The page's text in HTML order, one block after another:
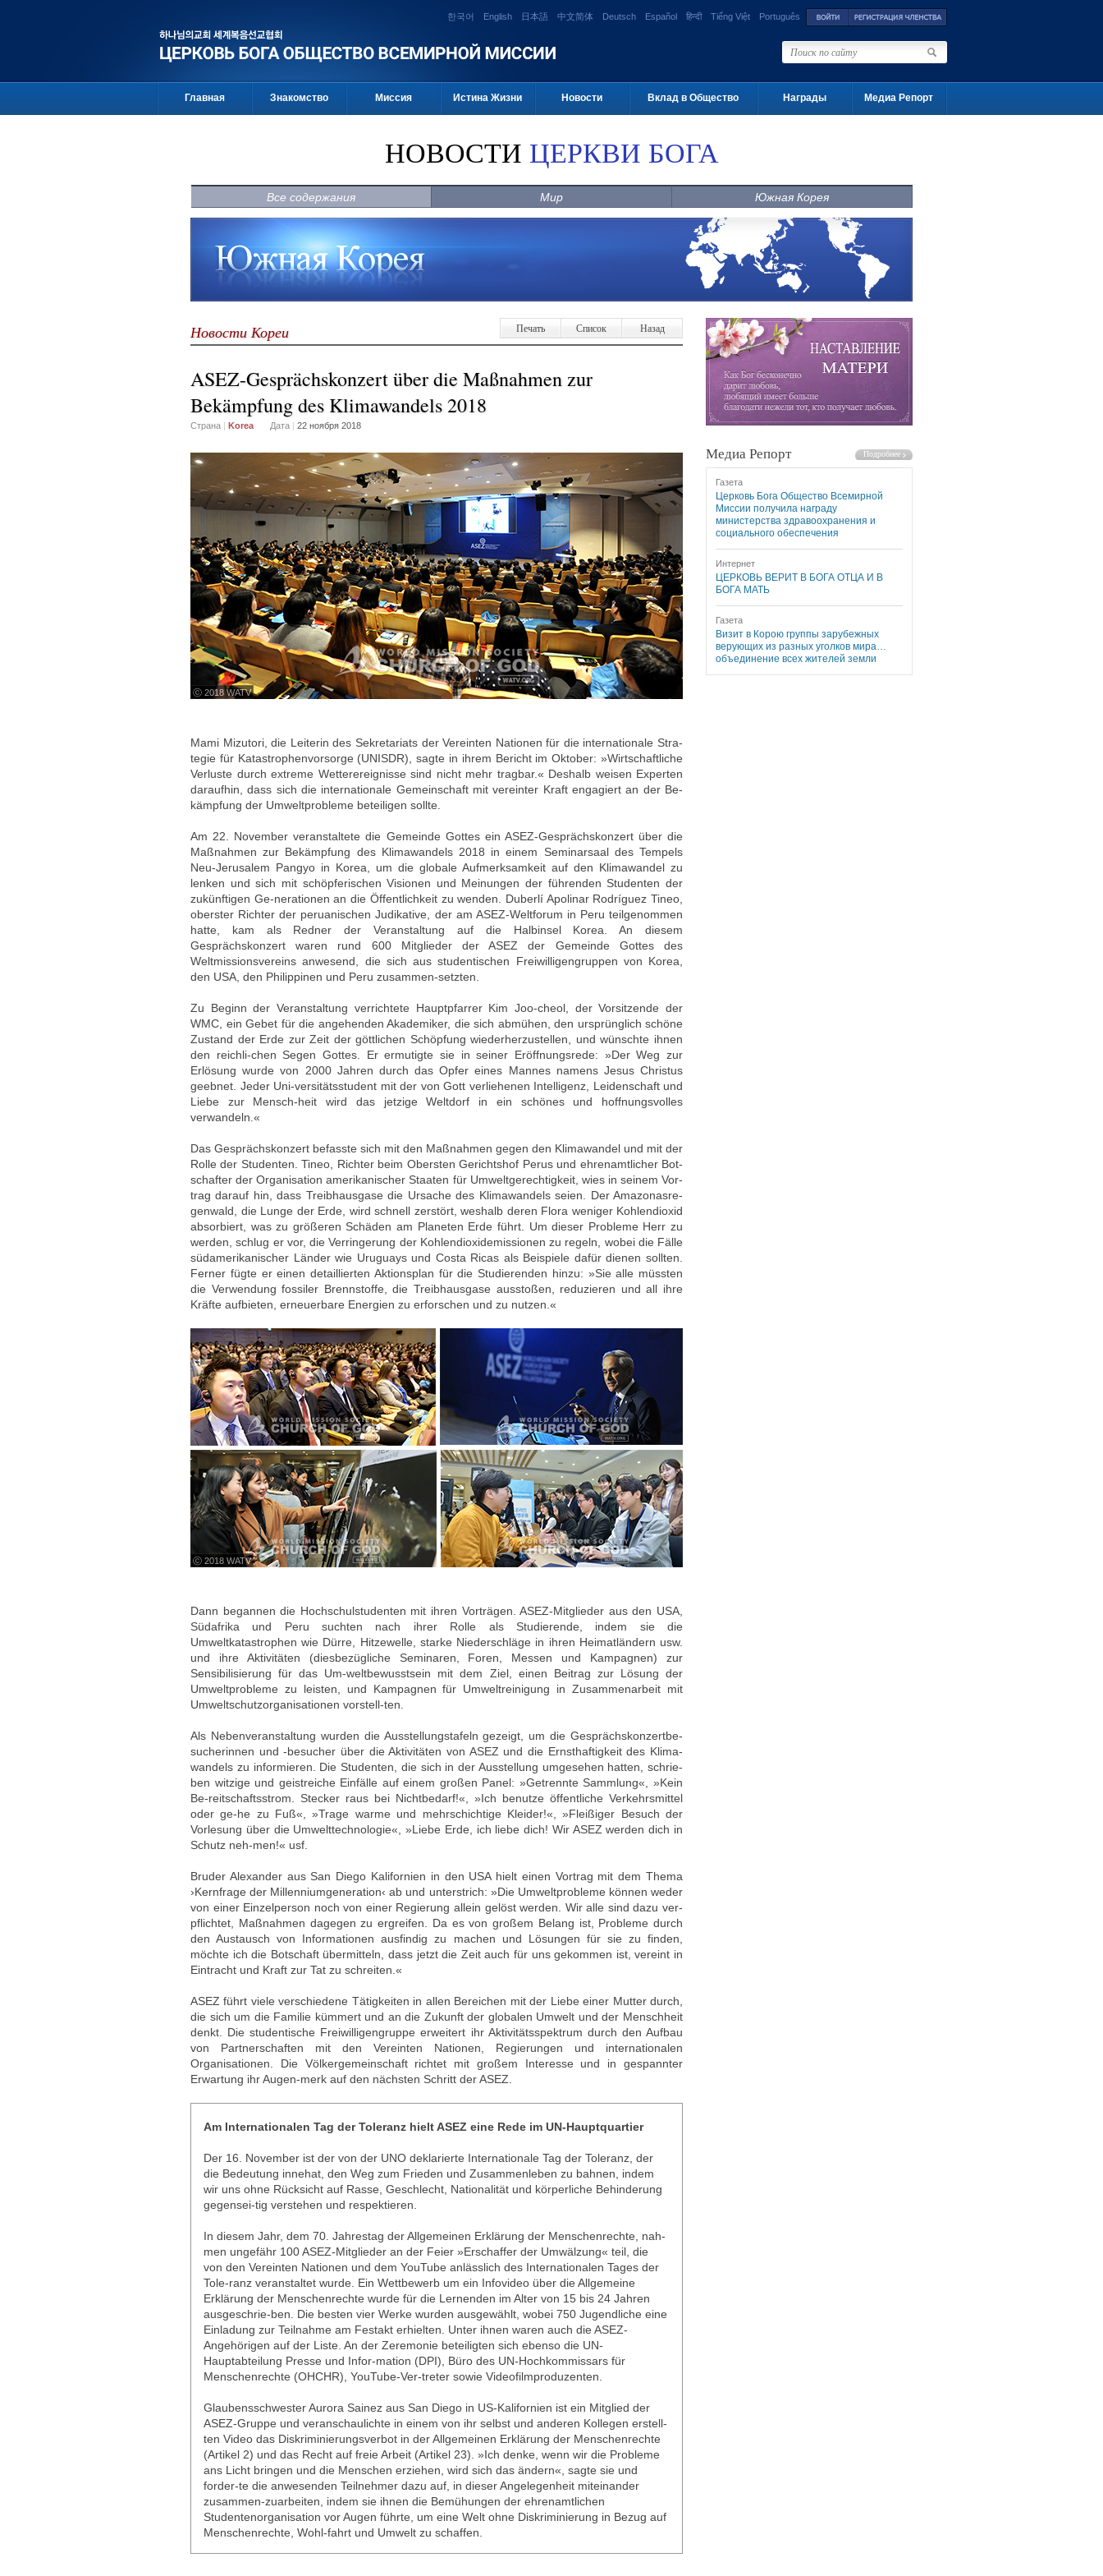
한국어 English 日本語 中文简体 Deutsch Español हिन्दी Tiếng Việt Português
Главная Знакомство Миссия Истина Жизни Новости Вклад в Общество Награды Медиа Репорт
НОВОСТИ ЦЕРКВИ БОГА
Все содержания Мир Южная Корея
Новости Кореи Печать Список Назад
ASEZ-Gesprächskonzert über die Maßnahmen zur
Bekämpfung des Klimawandels 2018
Страна | Korea Дата | 22 ноября 2018
ⓒ 2018 WATV
Mami Mizutori, die Leiterin des Sekretariats der Vereinten Nationen für die internationale Stra-
tegie für Katastrophenvorsorge (UNISDR), sagte in ihrem Bericht im Oktober: »Wirtschaftliche
Verluste durch extreme Wetterereignisse sind nicht mehr tragbar.« Deshalb weisen Experten
daraufhin, dass sich die internationale Gemeinschaft mit vereinter Kraft engagiert an der Be-
kämpfung der Umweltprobleme beteiligen sollte.
Am 22. November veranstaltete die Gemeinde Gottes ein ASEZ-Gesprächskonzert über die
Maßnahmen zur Bekämpfung des Klimawandels 2018 in einem Seminarsaal des Tempels
Neu-Jerusalem Pangyo in Korea, um die globale Aufmerksamkeit auf den Klimawandel zu
lenken und sich mit schöpferischen Visionen und Meinungen der führenden Studenten der
zukünftigen Ge-nerationen an die Öffentlichkeit zu wenden. Duberlí Apolinar Rodríguez Tineo,
oberster Richter der peruanischen Judikative, der am ASEZ-Weltforum in Peru teilgenommen
hatte, kam als Redner der Veranstaltung auf die Halbinsel Korea. An diesem
Gesprächskonzert waren rund 600 Mitglieder der ASEZ der Gemeinde Gottes des
Weltmissionsvereins anwesend, die sich aus studentischen Freiwilligengruppen von Korea,
den USA, den Philippinen und Peru zusammen-setzten.
Zu Beginn der Veranstaltung verrichtete Hauptpfarrer Kim Joo-cheol, der Vorsitzende der
WMC, ein Gebet für die angehenden Akademiker, die sich abmühen, den ursprünglich schöne
Zustand der Erde zur Zeit der göttlichen Schöpfung wiederherzustellen, und wünschte ihnen
den reichli-chen Segen Gottes. Er ermutigte sie in seiner Eröffnungsrede: »Der Weg zur
Erlösung wurde von 2000 Jahren durch das Opfer eines Mannes namens Jesus Christus
geebnet. Jeder Uni-versitätsstudent mit der von Gott verliehenen Intelligenz, Leidenschaft und
Liebe zur Mensch-heit wird das jetzige Weltdorf in ein schönes und hoffnungsvolles
verwandeln.«
Das Gesprächskonzert befasste sich mit den Maßnahmen gegen den Klimawandel und mit der
Rolle der Studenten. Tineo, Richter beim Obersten Gerichtshof Perus und ehrenamtlicher Bot-
schafter der Organisation amerikanischer Staaten für Umweltgerechtigkeit, wies in seinem Vor-
trag darauf hin, dass Treibhausgase die Ursache des Klimawandels seien. Der Amazonasre-
genwald, die Lunge der Erde, wird schnell zerstört, weshalb deren Flora weniger Kohlendioxid
absorbiert, was zu größeren Schäden am Planeten Erde führt. Um dieser Probleme Herr zu
werden, schlug er vor, die Verringerung der Kohlendioxidemissionen zu regeln, wobei die Fälle
südamerikanischer Länder wie Uruguays und Costa Ricas als Beispiele dafür dienen sollten.
Ferner fügte er einen detaillierten Aktionsplan für die Studierenden hinzu: »Sie alle müssten
die Verwendung fossiler Brennstoffe, die Treibhausgase ausstoßen, reduzieren und all ihre
Kräfte aufbieten, erneuerbare Energien zu erforschen und zu nutzen.«
ⓒ 2018 WATV
Dann begannen die Hochschulstudenten mit ihren Vorträgen. ASEZ-Mitglieder aus den USA,
Südafrika und Peru suchten nach ihrer Rolle als Studierende, indem sie die
Umweltkatastrophen wie Dürre, Hitzewelle, starke Niederschläge in ihren Heimatländern usw.
und ihre Aktivitäten (diesbezügliche Seminaren, Foren, Messen und Kampagnen) zur
Sensibilisierung für das Um-weltbewusstsein mit dem Ziel, einen Beitrag zur Lösung der
Umweltprobleme zu leisten, und Kampagnen für Umweltreinigung in Zusammenarbeit mit
Umweltschutzorganisationen vorstell-ten.
Als Nebenveranstaltung wurden die Ausstellungstafeln gezeigt, um die Gesprächskonzertbe-
sucherinnen und -besucher über die Aktivitäten von ASEZ und die Ernsthaftigkeit des Klima-
wandels zu informieren. Die Studenten, die sich in der Ausstellung umgesehen hatten, schrie-
ben witzige und geistreiche Einfälle auf einem großen Panel: »Getrennte Sammlung«, »Kein
Be-reitschaftsstrom. Stecker raus bei Nichtbedarf!«, »Ich benutze öffentliche Verkehrsmittel
oder ge-he zu Fuß«, »Trage warme und mehrschichtige Kleider!«, »Fleißiger Besuch der
Vorlesung über die Umwelttechnologie«, »Liebe Erde, ich liebe dich! Wir ASEZ werden dich in
Schutz neh-men!« usf.
Bruder Alexander aus San Diego Kalifornien in den USA hielt einen Vortrag mit dem Thema
›Kernfrage der Millenniumgeneration‹ ab und unterstrich: »Die Umweltprobleme können weder
von einer Einzelperson noch von einer Regierung allein gelöst werden. Wir alle sind dazu ver-
pflichtet, Maßnahmen dagegen zu ergreifen. Da es von großem Belang ist, Probleme durch
den Austausch von Informationen ausfindig zu machen und Lösungen für sie zu finden,
möchte ich die Botschaft übermitteln, dass jetzt die Zeit auch für uns gekommen ist, vereint in
Eintracht und Kraft zur Tat zu schreiten.«
ASEZ führt viele verschiedene Tätigkeiten in allen Bereichen mit der Liebe einer Mutter durch,
die sich um die Familie kümmert und an die Zukunft der globalen Umwelt und der Menschheit
denkt. Die studentische Freiwilligengruppe erweitert ihr Aktivitätsspektrum durch den Aufbau
von Partnerschaften mit den Vereinten Nationen, Regierungen und internationalen
Organisationen. Die Völkergemeinschaft richtet mit großem Interesse und in gespannter
Erwartung ihr Augen-merk auf den nächsten Schritt der ASEZ.
Am Internationalen Tag der Toleranz hielt ASEZ eine Rede im UN-Hauptquartier
Der 16. November ist der von der UNO deklarierte Internationale Tag der Toleranz, der
die Bedeutung innehat, den Weg zum Frieden und Zusammenleben zu bahnen, indem
wir uns ohne Rücksicht auf Rasse, Geschlecht, Nationalität und körperliche Behinderung
gegensei-tig verstehen und respektieren.
In diesem Jahr, dem 70. Jahrestag der Allgemeinen Erklärung der Menschenrechte, nah-
men ungefähr 100 ASEZ-Mitglieder an der Feier »Erschaffer der Umwälzung« teil, die
von den Vereinten Nationen und dem YouTube anlässlich des Internationalen Tages der
Tole-ranz veranstaltet wurde. Ein Wettbewerb um ein Infovideo über die Allgemeine
Erklärung der Menschenrechte wurde für die Lernenden im Alter von 15 bis 24 Jahren
ausgeschrie-ben. Die besten vier Werke wurden ausgewählt, wobei 750 Jugendliche eine
Einladung zur Teilnahme am Festakt erhielten. Unter ihnen waren auch die ASEZ-
Angehörigen auf der Liste. An der Zeremonie beteiligten sich ebenso die UN-
Hauptabteilung Presse und Infor-mation (DPI), Büro des UN-Hochkommissars für
Menschenrechte (OHCHR), YouTube-Ver-treter sowie Videofilmproduzenten.
Glaubensschwester Aurora Sainez aus San Diego in US-Kalifornien ist ein Mitglied der
ASEZ-Gruppe und veranschaulichte in einem von ihr selbst und anderen Kollegen erstell-
ten Video das Diskriminierungsverbot in der Allgemeinen Erklärung der Menschenrechte
(Artikel 2) und das Recht auf freie Arbeit (Artikel 23). »Ich denke, wenn wir die Probleme
ans Licht bringen und die Menschen erziehen, wird sich das ändern«, sagte sie und
forder-te die anwesenden Teilnehmer dazu auf, in dieser Angelegenheit miteinander
zusammen-zuarbeiten, indem sie ihnen die Bemühungen der ehrenamtlichen
Studentenorganisation vor Augen führte, um eine Welt ohne Diskriminierung in Bezug auf
Menschenrechte, Wohl-fahrt und Umwelt zu schaffen.
Медиа Репорт
Газета
Церковь Бога Общество Всемирной
Миссии получила награду
министерства здравоохранения и
социального обеспечения
Интернет
ЦЕРКОВЬ ВЕРИТ В БОГА ОТЦА И В
БОГА МАТЬ
Газета
Визит в Корою группы зарубежных
верующих из разных уголков мира…
объединение всех жителей земли